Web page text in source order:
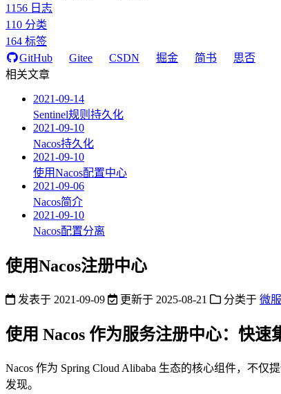
1156 日志
110 分类
164 标签
GitHub
Gitee CSDN 掘金 简书
思否
相关文章
2021-09-14
Sentinel规则持久化
2021-09-10
Nacos持久化
2021-09-10
使用Nacos配置中心
2021-09-06
Nacos简介
2021-09-10
Nacos配置分离
使用Nacos注册中心
发表于 2021-09-09 更新于 2025-08-21 分类于 微
使用 Nacos 作为服务注册中心：快速
Nacos 作为 Spring Cloud Alibaba 生态的核心组件，不
发现。